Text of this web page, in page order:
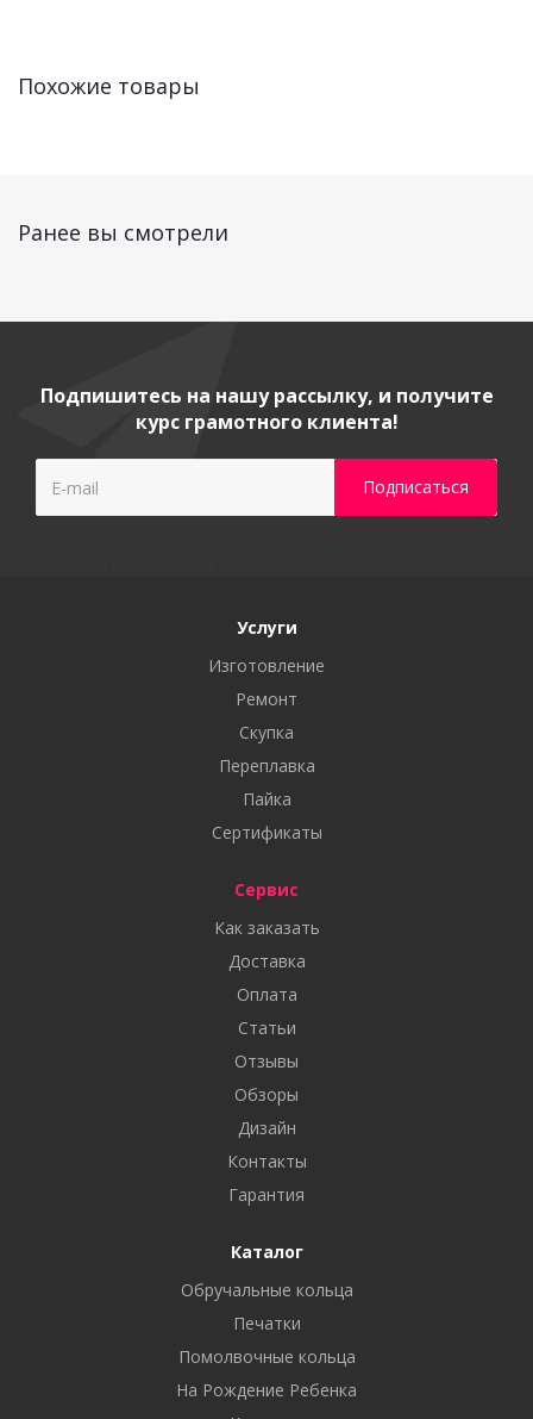
Похожие товары
Ранее вы смотрели
Подпишитесь на нашу рассылку, и получите
курс грамотного клиента!
Услуги
Изготовление
Ремонт
Скупка
Переплавка
Пайка
Сертификаты
Сервис
Как заказать
Доставка
Оплата
Статьи
Отзывы
Обзоры
Дизайн
Контакты
Гарантия
Каталог
Обручальные кольца
Печатки
Помолвочные кольца
На Рождение Ребенка